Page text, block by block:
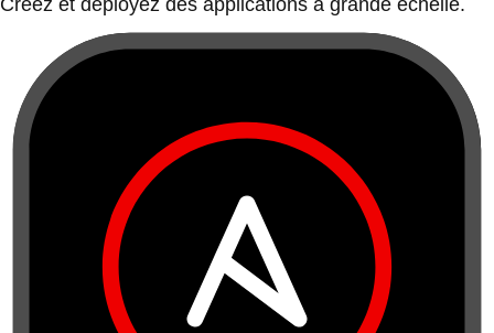
Créez et déployez des applications à grande échelle.